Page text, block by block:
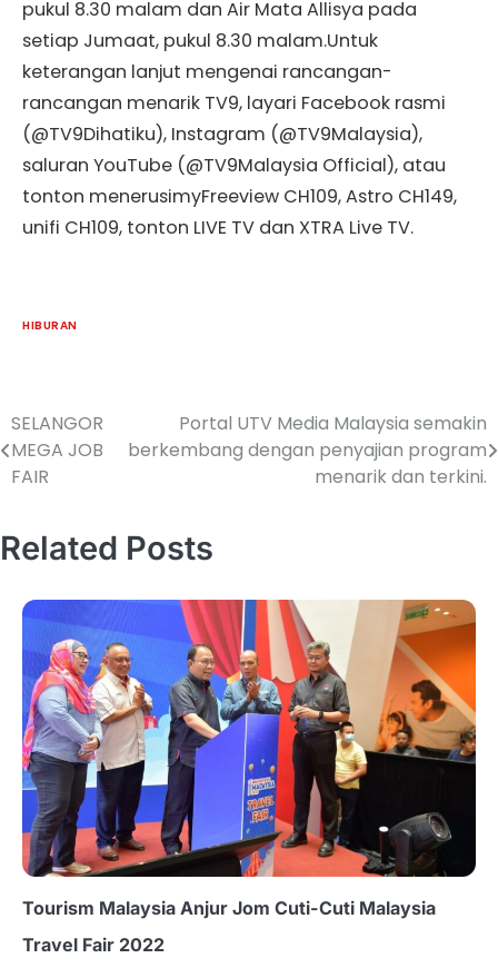
pukul 8.30 malam dan Air Mata Allisya pada
setiap Jumaat, pukul 8.30 malam.Untuk
keterangan lanjut mengenai rancangan-
rancangan menarik TV9, layari Facebook rasmi
(@TV9Dihatiku), Instagram (@TV9Malaysia),
saluran YouTube (@TV9Malaysia Official), atau
tonton menerusimyFreeview CH109, Astro CH149,
unifi CH109, tonton LIVE TV dan XTRA Live TV.
HIBURAN
SELANGOR
MEGA JOB
FAIR
Portal UTV Media Malaysia semakin
berkembang dengan penyajian program
menarik dan terkini.
Related Posts
Tourism Malaysia Anjur Jom Cuti-Cuti Malaysia
Travel Fair 2022